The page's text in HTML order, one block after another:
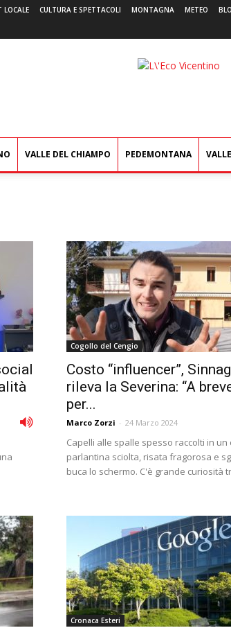
LOCALE CULTURA E SPETTACOLI MONTAGNA METEO
L'Eco
VALLE DEL CHIAMPO PEDEMONTANA
Cogollo del Cengio
Costo “influencer”,
rileva la Severina: “A
per...
Marco Zorzi - 24 Marzo 2024
Capelli alle spalle spesso raccolti in un
parlantina sciolta, risata fragorosa e
buca lo schermo. C'è grande curiosità
Cronaca Esteri